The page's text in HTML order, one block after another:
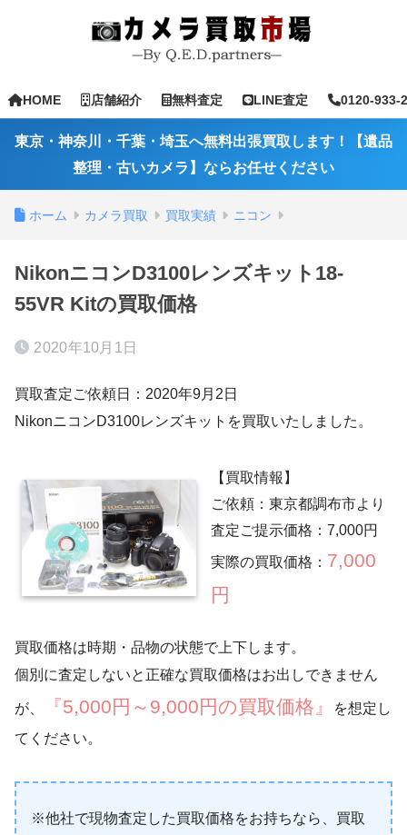
HOME 店舗紹介 無料査定 LINE査定 0120-933-
東京・神奈川・千葉・埼玉へ無料出張買取します！【遺品
整理・古いカメラ】ならお任せください
ホーム カメラ買取 買取実績 ニコン
NikonニコンD3100レンズキット18-
55VR Kitの買取価格
2020年10月1日
買取査定ご依頼日：2020年9月2日
NikonニコンD3100レンズキットを買取いたしました。
【買取情報】
ご依頼：東京都調布市より
査定ご提示価格：7,000円
実際の買取価格： 7,000
円
買取価格は時期・品物の状態で上下します。
個別に査定しないと正確な買取価格はお出しできません
が、 『5,000円～9,000円の買取価格』
を想定し
てください。
※他社で現物査定した買取価格をお持ちなら、買取